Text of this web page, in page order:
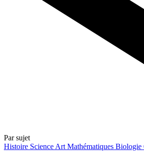
Par sujet
Histoire Science Art Mathématiques Biologie